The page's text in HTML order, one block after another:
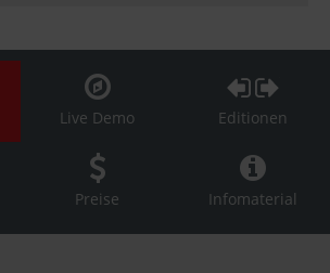
Live Demo Editionen
Preise Infomaterial